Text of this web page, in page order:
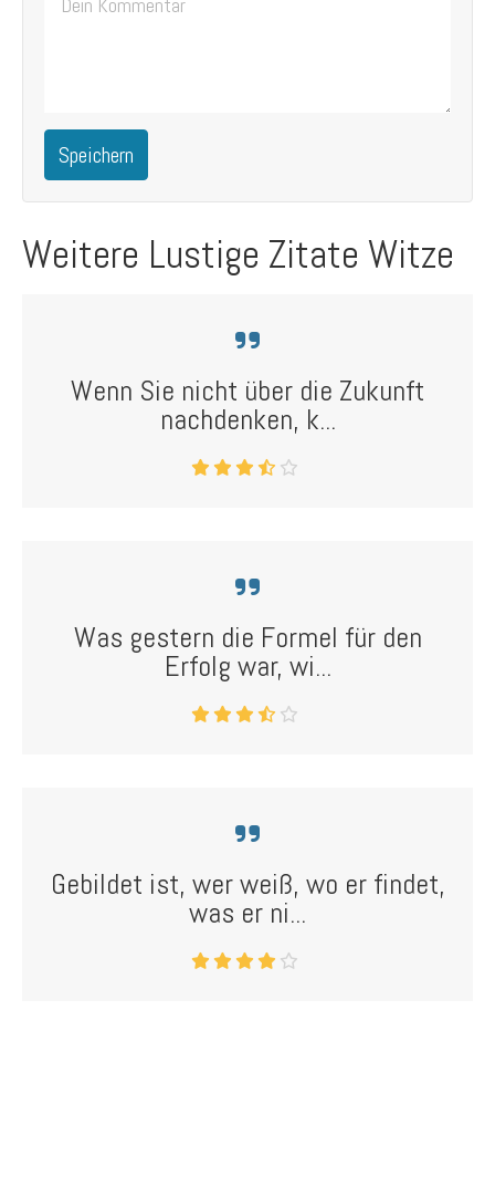
Speichern
Weitere Lustige Zitate Witze
Wenn Sie nicht über die Zukunft
nachdenken, k...
Was gestern die Formel für den
Erfolg war, wi...
Gebildet ist, wer weiß, wo er findet,
was er ni...